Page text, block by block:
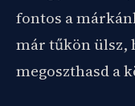
fontos a
már tűkön ülsz,
megoszthasd a